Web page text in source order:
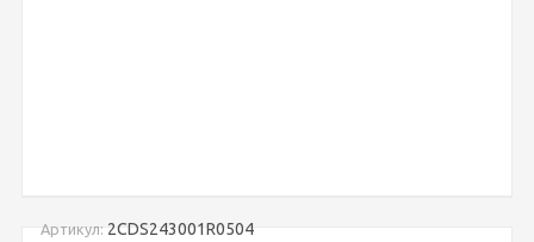
Артикул: 2CDS243001R0504